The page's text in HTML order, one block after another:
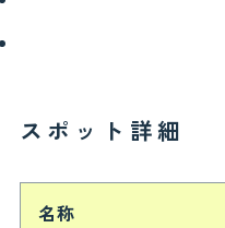
スポット詳細
名称